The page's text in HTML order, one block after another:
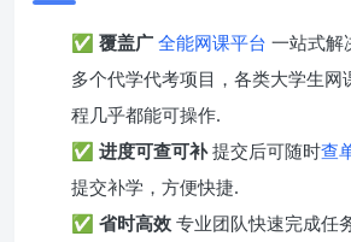
✅ 覆盖广 全能网课平台 一站式解
多个代学代考项目，各类大学生
程几乎都能可操作.
✅ 进度可查可补提交后可随时查
提交补学，方便快捷.
✅ 省时高效 专业团队快速完成任